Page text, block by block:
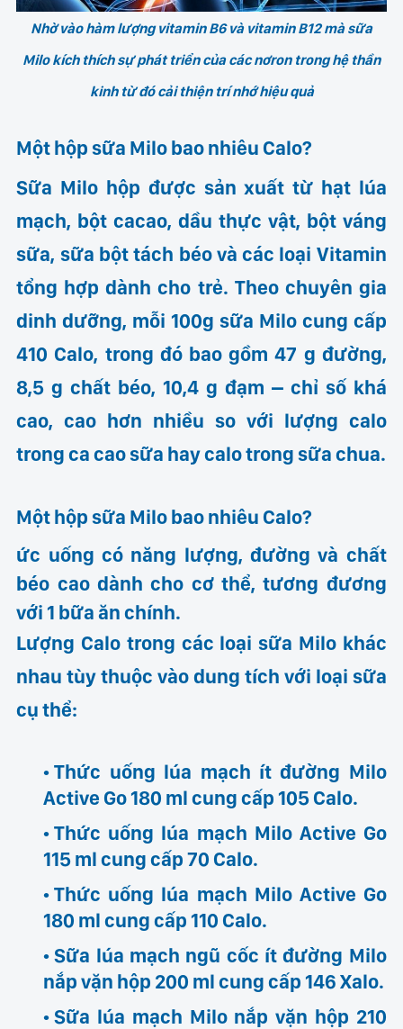
Nhờ vào hàm lượng vitamin B6 và vitamin B12 mà sữa
Milo kích thích sự phát triển của các nơron trong hệ thần
kinh từ đó cải thiện trí nhớ hiệu quả
Một hộp sữa Milo bao nhiêu Calo?
Sữa Milo hộp được sản xuất từ hạt lúa
mạch, bột cacao, dầu thực vật, bột váng
sữa, sữa bột tách béo và các loại Vitamin
tổng hợp dành cho trẻ. Theo chuyên gia
dinh dưỡng, mỗi 100g sữa Milo cung cấp
410 Calo, trong đó bao gồm 47 g đường,
8,5 g chất béo, 10,4 g đạm – chỉ số khá
cao, cao hơn nhiều so với lượng calo
trong ca cao sữa haycalo trong sữa chua.
Một hộp sữa Milo bao nhiêu Calo?
ức uống có năng lượng, đường và chất
béo cao dành cho cơ thể, tương đương
với 1 bữa ăn chính.
Lượng Calo trong các loại sữa Milo khác
nhau tùy thuộc vào dung tích với loại sữa
cụ thể:
Thức uống lúa mạch ít đường Milo
Active Go 180 ml cung cấp 105 Calo.
Thức uống lúa mạch Milo Active Go
115 ml cung cấp 70 Calo.
Thức uống lúa mạch Milo Active Go
180 ml cung cấp 110 Calo.
Sữa lúa mạch ngũ cốc ít đường Milo
nắp vặn hộp 200 ml cung cấp 146 Xalo.
Sữa lúa mạch Milo nắp vặn hộp 210